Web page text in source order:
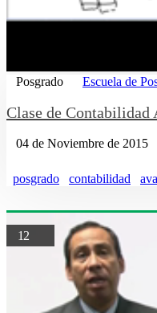
Posgrado Escuela de
Clase de Contabilidad
04 de Noviembre de 2015
posgrado contabilidad
12